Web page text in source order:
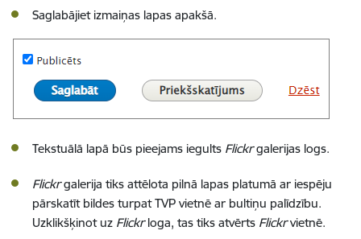
Saglabājiet izmaiņas lapas apakšā.
Tekstuālā lapā būs pieejams iegults Flickrgalerijas logs.
Flickrgalerija tiks attēlota pilnā lapas platumā ar iespēju
pārskatīt bildes turpat TVP vietnē ar bultiņu palīdzību.
Uzklikšķinot uz Flickrloga, tas tiks atvērts Flickrvietnē.